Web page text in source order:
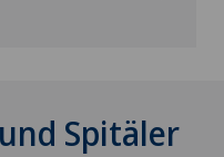
Spitäler